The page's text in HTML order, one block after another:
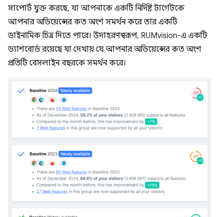
সাপোর্ট যুক্ত করছে, যা আপনাকে একটি নির্দিষ্ট টার্গেটকে
আপনার অডিয়েন্সের কত অংশ সমর্থন করে তার একটি
ডাইনামিক চিত্র দিতে পারে। উদাহরণস্বরূপ, RUMvision-এ একটি
ড্যাশবোর্ড রয়েছে যা দেখায় যে আপনার অডিয়েন্সের কত অংশ
প্রতিটি বেসলাইন বছরকে সমর্থন করে।